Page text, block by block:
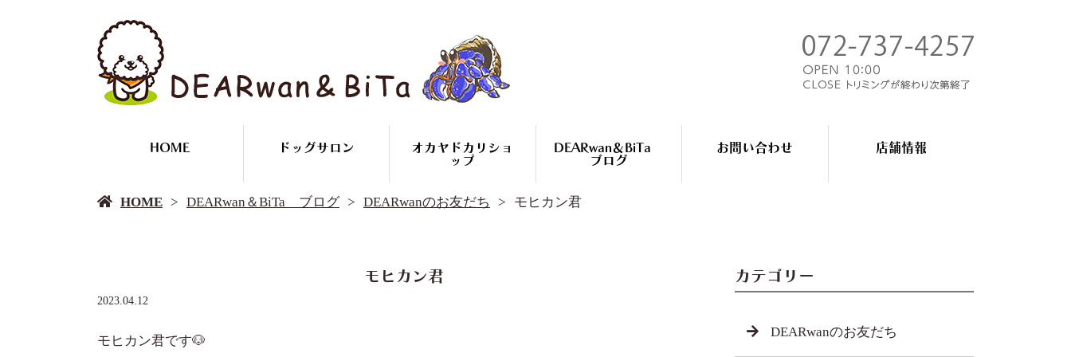
HOME ドッグサロン
オカヤドカリショ
ップ
DEARwan＆BiTa
ブログ
DEARwanのお友だち
コースのご案内
オカヤドカリ
オカヤドカリ繁殖
お問い合わせ 店舗情報
DEARwan＆BiTa ブログ
HOME DEARwan＆BiTa ブログ DEARwanのお友だち モヒカン君
モヒカン君
2023.04.12
モヒカン君です🐶
カテゴリー
DEARwanのお友だち